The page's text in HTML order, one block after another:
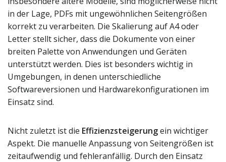
in der Lage, PDFs mit ungewöhnlichen Seitengrößen
korrekt zu verarbeiten. Die Skalierung auf A4 oder
Letter stellt sicher, dass die Dokumente von einer
breiten Palette von Anwendungen und Geräten
unterstützt werden. Dies ist besonders wichtig in
Umgebungen, in denen unterschiedliche
Softwareversionen und Hardwarekonfigurationen im
Einsatz sind.
Nicht zuletzt ist die Effizienzsteigerungein wichtiger
Aspekt. Die manuelle Anpassung von Seitengrößen ist
zeitaufwendig und fehleranfällig. Durch den Einsatz